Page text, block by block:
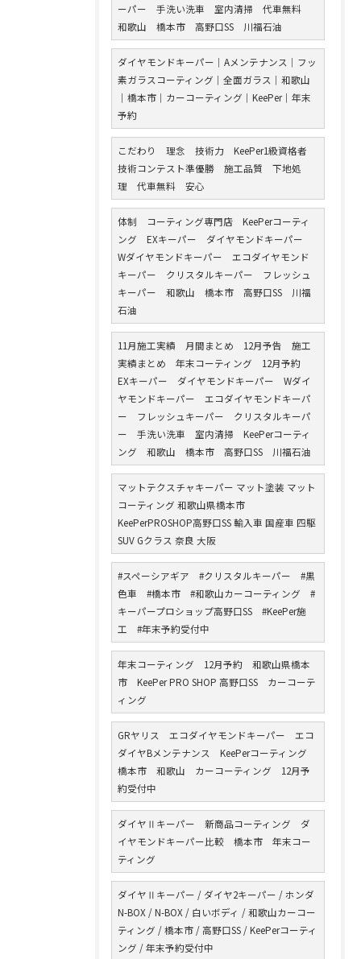
ーパー 手洗い洗車 室内清掃 代車無料
和歌山 橋本市 高野口SS 川福石油
ダイヤモンドキーパー｜Aメンテナンス｜フッ
素ガラスコーティング｜全面ガラス｜和歌山
｜橋本市｜カーコーティング｜KeePer｜年末
予約
こだわり 理念 技術力 KeePer1級資格者
技術コンテスト準優勝 施工品質 下地処
理 代車無料 安心
体制 コーティング専門店 KeePerコーティ
ング EXキーパー ダイヤモンドキーパー
Wダイヤモンドキーパー エコダイヤモンド
キーパー クリスタルキーパー フレッシュ
キーパー 和歌山 橋本市 高野口SS 川福
石油
11月施工実績 月間まとめ 12月予告 施工
実績まとめ 年末コーティング 12月予約
EXキーパー ダイヤモンドキーパー Wダイ
ヤモンドキーパー エコダイヤモンドキーパ
ー フレッシュキーパー クリスタルキーパ
ー 手洗い洗車 室内清掃 KeePerコーティ
ング 和歌山 橋本市 高野口SS 川福石油
マットテクスチャキーパー マット塗装 マット
コーティング 和歌山県橋本市
KeePerPROSHOP高野口SS 輸入車 国産車 四駆
SUV Gクラス 奈良 大阪
#スペーシアギア #クリスタルキーパー #黒
色車 #橋本市 #和歌山カーコーティング #
キーパープロショップ高野口SS #KeePer施
工 #年末予約受付中
年末コーティング 12月予約 和歌山県橋本
市 KeePer PRO SHOP 高野口SS カーコーテ
ィング
GRヤリス エコダイヤモンドキーパー エコ
ダイヤBメンテナンス KeePerコーティング
橋本市 和歌山 カーコーティング 12月予
約受付中
ダイヤⅡキーパー 新商品コーティング ダ
イヤモンドキーパー比較 橋本市 年末コー
ティング
ダイヤⅡキーパー / ダイヤ2キーパー / ホンダ
N-BOX / N-BOX / 白いボディ / 和歌山カーコー
ティング / 橋本市 / 高野口SS / KeePerコーティ
ング / 年末予約受付中